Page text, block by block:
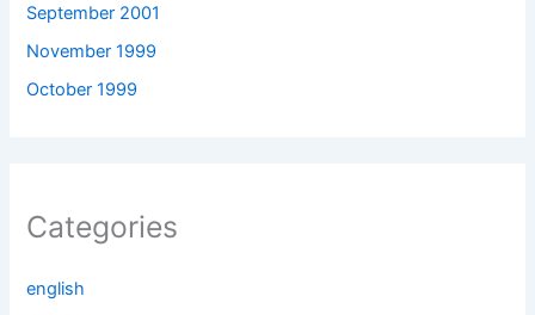
September 2001
November 1999
October 1999
Categories
english